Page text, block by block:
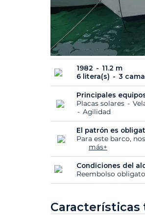
1982
11.2 m
6 litera(s)
3
Principales
Placas solares
Agilidad
El patrón es
Para este barco,
más+
Condiciones del
Reembolso
Características